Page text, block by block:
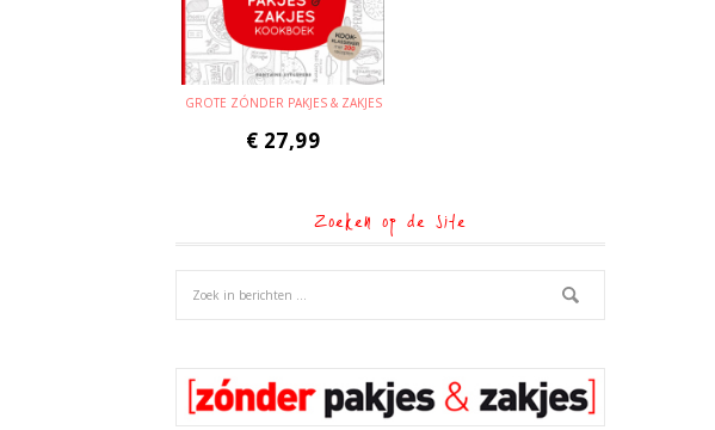
GROTE ZÓNDER PAKJES & ZAKJES
€ 27,99
Zoeken op de site